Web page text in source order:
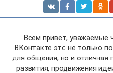
Всем привет, уважаемые
ВКонтакте это не только
для общения, но и отличная
развития, продвижения